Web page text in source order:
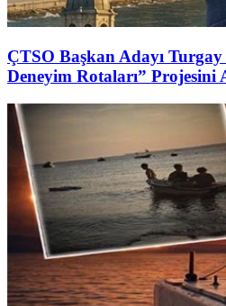
ÇTSO Başkan Adayı Turgay
Deneyim Rotaları” Projesini